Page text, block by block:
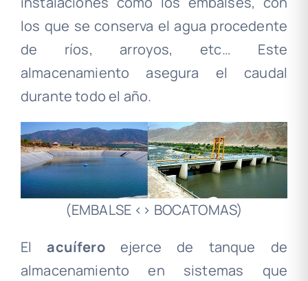
los que se conserva el agua procedente
de ríos, arroyos, etc… Este
almacenamiento asegura el caudal
durante todo el año.
(EMBALSE <> BOCATOMAS)
Elacuíferoejerce de tanque de
almacenamiento en sistemas que